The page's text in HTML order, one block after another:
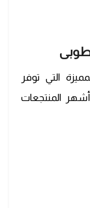
طوبى
التي توفر
أشهر المنتجعات